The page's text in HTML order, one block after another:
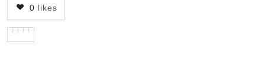
0 likes